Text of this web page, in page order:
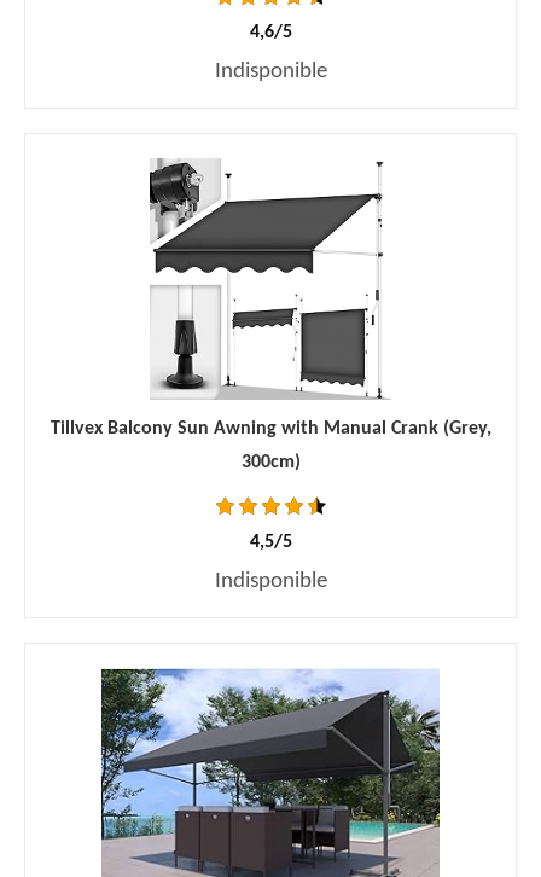
4,6/5
Indisponible
Tillvex Balcony Sun Awning with Manual Crank (Grey,
300cm)
4,5/5
Indisponible